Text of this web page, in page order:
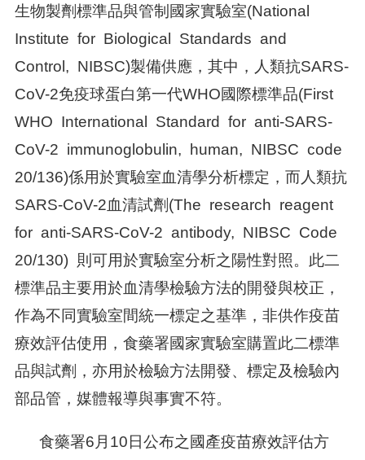
生物製劑標準品與管制國家實驗室(National
Institute for Biological Standards and
Control, NIBSC)製備供應，其中，人類抗SARS-
CoV-2免疫球蛋白第一代WHO國際標準品(First
WHO International Standard for anti-SARS-
CoV-2 immunoglobulin, human, NIBSC code
20/136)係用於實驗室血清學分析標定，而人類抗
SARS-CoV-2血清試劑(The research reagent
for anti-SARS-CoV-2 antibody, NIBSC Code
20/130) 則可用於實驗室分析之陽性對照。此二
標準品主要用於血清學檢驗方法的開發與校正，
作為不同實驗室間統一標定之基準，非供作疫苗
療效評估使用，食藥署國家實驗室購置此二標準
品與試劑，亦用於檢驗方法開發、標定及檢驗內
部品管，媒體報導與事實不符。
食藥署6月10日公布之國產疫苗療效評估方